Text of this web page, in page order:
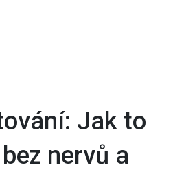
Jak to
nervů a